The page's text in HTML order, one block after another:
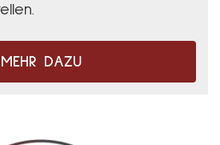
MEHR DAZU